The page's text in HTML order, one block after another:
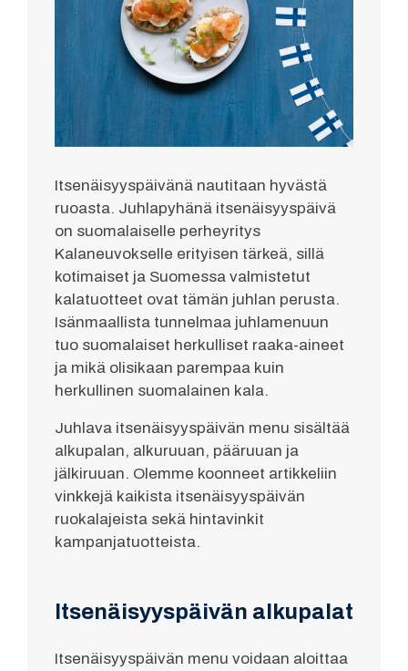
Itsenäisyyspäivänä nautitaan hyvästä
ruoasta. Juhlapyhänä itsenäisyyspäivä
on suomalaiselle perheyritys
Kalaneuvokselle erityisen tärkeä, sillä
kotimaiset ja Suomessa valmistetut
kalatuotteet ovat tämän juhlan perusta.
Isänmaallista tunnelmaa juhlamenuun
tuo suomalaiset herkulliset raaka-aineet
ja mikä olisikaan parempaa kuin
herkullinen suomalainen kala.
Juhlava itsenäisyyspäivän menu sisältää
alkupalan, alkuruuan, pääruuan ja
jälkiruuan. Olemme koonneet artikkeliin
vinkkejä kaikista itsenäisyyspäivän
ruokalajeista sekä hintavinkit
kampanjatuotteista.
Itsenäisyyspäivän alkupalat
Itsenäisyyspäivän menu voidaan aloittaa